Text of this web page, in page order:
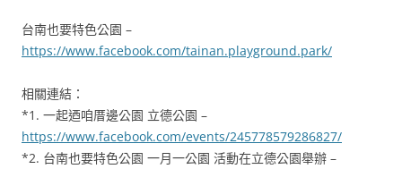
台南也要特色公園 –
https://www.facebook.com/tainan.playground.park/
相關連結：
*1. 一起迺咱厝邊公園 立德公園 –
https://www.facebook.com/events/245778579286827/
*2. 台南也要特色公園 一月一公園 活動在立德公園舉辦 –